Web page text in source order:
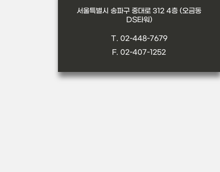
서울특별시 송파구 중대로 312 4층 (오금동
DS타워)
T. 02-448-7679
F. 02-407-1252